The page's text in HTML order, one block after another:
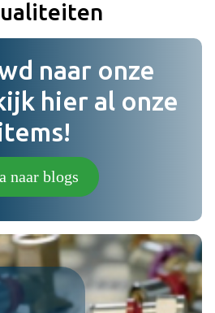
naar onze
hier al onze
naar blogs